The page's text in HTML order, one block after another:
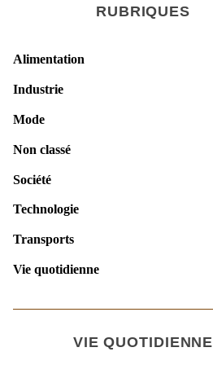
RUBRIQUES
Alimentation
Industrie
Mode
Non classé
Société
Technologie
Transports
Vie quotidienne
VIE QUOTIDIENNE